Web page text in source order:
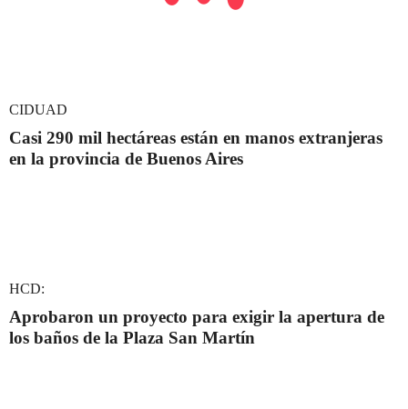
CIDUAD
Casi 290 mil hectáreas están en manos extranjeras
en la provincia de Buenos Aires
HCD:
Aprobaron un proyecto para exigir la apertura de
los baños de la Plaza San Martín